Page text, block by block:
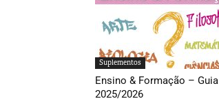
Suplementos
Ensino & Formação – Guia
2025/2026